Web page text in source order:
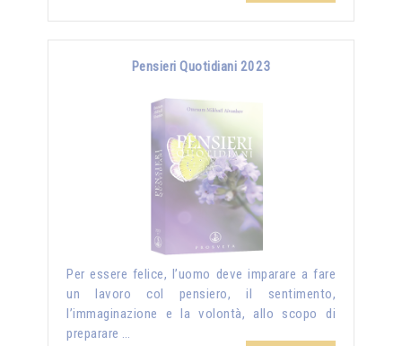
Pensieri Quotidiani 2023
Per essere felice, l’uomo deve imparare a fare
un lavoro col pensiero, il sentimento,
l’immaginazione e la volontà, allo scopo di
preparare …